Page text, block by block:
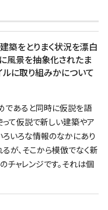
築をとりまく状況を漂白
風景を抽象化されたま
ルに取り組みかについて
であると同時に仮説を語
て仮説で新しい建築やア
ろいろな情報のなかにあり
が、そこから模倣でなく新
チャレンジです。それは個